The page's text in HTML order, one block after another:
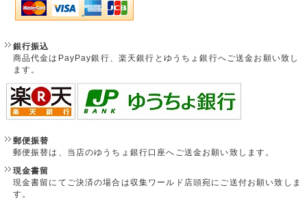
銀行振込
商品代金はPayPay銀行、楽天銀行とゆうちょ銀行へご送金お願い致し
ます。
郵便振替
郵便振替は、当店のゆうちょ銀行口座へご送金お願い致します。
現金書留
現金書留にてご決済の場合は収集ワールド店頭宛にご送付お願い致しま
す。